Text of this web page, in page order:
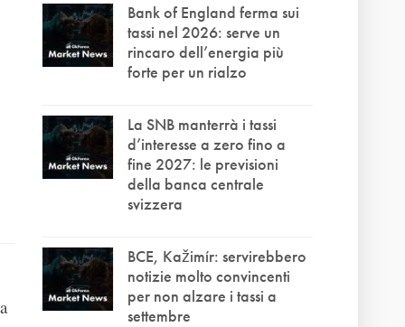
Bank of England ferma sui
tassi nel 2026: serve un
rincaro dell’energia più
forte per un rialzo
La SNB manterrà i tassi
d’interesse a zero fino a
fine 2027: le previsioni
della banca centrale
svizzera
BCE, Kažimír: servirebbero
notizie molto convincenti
per non alzare i tassi a
settembre